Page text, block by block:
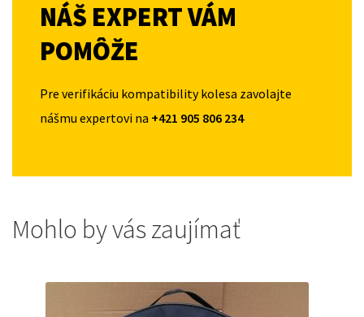
NÁŠ EXPERT VÁM
POMÔŽE
Pre verifikáciu kompatibility kolesa zavolajte
nášmu expertovi na +421 905 806 234
Mohlo by vás zaujímať